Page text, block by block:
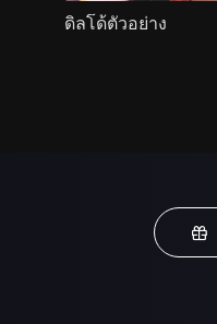
ดิลโด้ตัวอย่าง